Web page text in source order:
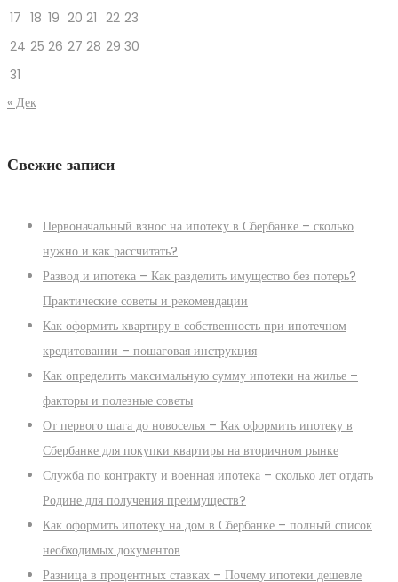
17 18 19 20 21 22 23
24 25 26 27 28 29 30
31
« Дек
Свежие записи
Первоначальный взнос на ипотеку в Сбербанке – сколько
нужно и как рассчитать?
Развод и ипотека – Как разделить имущество без потерь?
Практические советы и рекомендации
Как оформить квартиру в собственность при ипотечном
кредитовании – пошаговая инструкция
Как определить максимальную сумму ипотеки на жилье –
факторы и полезные советы
От первого шага до новоселья – Как оформить ипотеку в
Сбербанке для покупки квартиры на вторичном рынке
Служба по контракту и военная ипотека – сколько лет отдать
Родине для получения преимуществ?
Как оформить ипотеку на дом в Сбербанке – полный список
необходимых документов
Разница в процентных ставках – Почему ипотеки дешевле